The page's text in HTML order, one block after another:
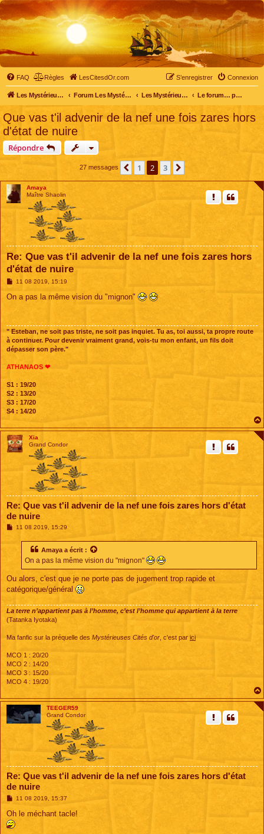
FAQ Règles LesCitesdOr.com Connexion
S’enregistrer
Les Mystérieuses Cités d'Or - LesCitesdOr.com Forum Les Mystérieuses Cités d'Or Les Mystérieuses Cités d'Or Le forum… pour tous
Que vas t'il advenir de la nef une fois zares hors
d'état de nuire
Répondre
27 messages Précédente
1 2 3
Amaya
Maître Shaolin
Re: Que vas t'il advenir de la nef une fois zares hors
d'état de nuire
M
s
11 08 2019, 15:19
On a pas la même vision du "mignon"
" Esteban, ne soit pas triste, ne soit pas inquiet. Tu as, toi aussi, ta propre route
à continuer. Pour devenir vraiment grand, vois-tu mon enfant, un fils doit
dépasser son père."
ATHANAOS ❤
S1 : 19/20
S2 : 13/20
S3 : 17/20
S4 : 14/20
Xia
Grand Condor
Re: Que vas t'il advenir de la nef une fois zares hors d'état
de nuire
M
11 08 2019, 15:29
Amayaa écrit :
On a pas la même vision du "mignon"
Ou alors, c'est que je ne porte pas de jugement trop rapide et
catégorique/général
La terre n’appartient pas à l’homme, c’est l’homme qui appartient à la terre
(Tatanka Iyotaka)
Ma fanfic sur la préquelle des Mystérieuses Cités d'or , c'est par ici
MCO 1 : 20/20
MCO 2 : 14/20
MCO 3 : 15/20
MCO 4 : 19/20
TEEGER59
Grand Condor
Re: Que vas t'il advenir de la nef une fois zares hors d'état
de nuire
M
s
a
11 08 2019, 15:37
Oh le méchant tacle!